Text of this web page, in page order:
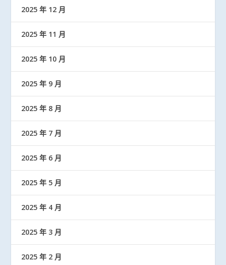
2025 年 12 月
2025 年 11 月
2025 年 10 月
2025 年 9 月
2025 年 8 月
2025 年 7 月
2025 年 6 月
2025 年 5 月
2025 年 4 月
2025 年 3 月
2025 年 2 月